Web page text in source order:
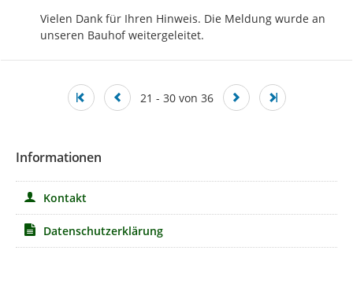
Vielen Dank für Ihren Hinweis. Die Meldung wurde an
unseren Bauhof weitergeleitet.
21 - 30 von 36
Informationen
Kontakt
Datenschutzerklärung